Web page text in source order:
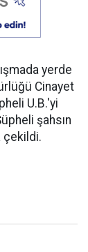
yerde
Cinayet
U.B.'yi
şahsın
çekildi.